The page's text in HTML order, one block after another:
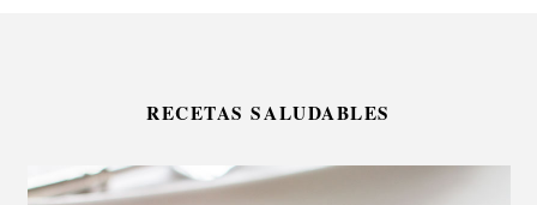
RECETAS SALUDABLES